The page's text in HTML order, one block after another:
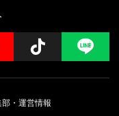
YouTube Follow
・運営情報